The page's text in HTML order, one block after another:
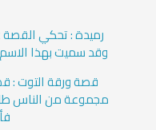
رميدة : تحكي القصة
وقد سميت بهذا
قصة ورقة التوت :
مجموعة من الناس